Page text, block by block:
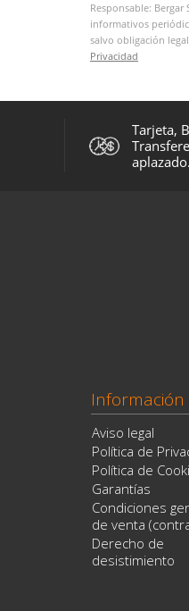
Responsable:
informativos
salvo obligación
Privacidad
Tarjeta,
aplazado.
Información
Aviso legal
Política de
Política de
Garantías
Condiciones
de venta
Derecho de
desistimiento